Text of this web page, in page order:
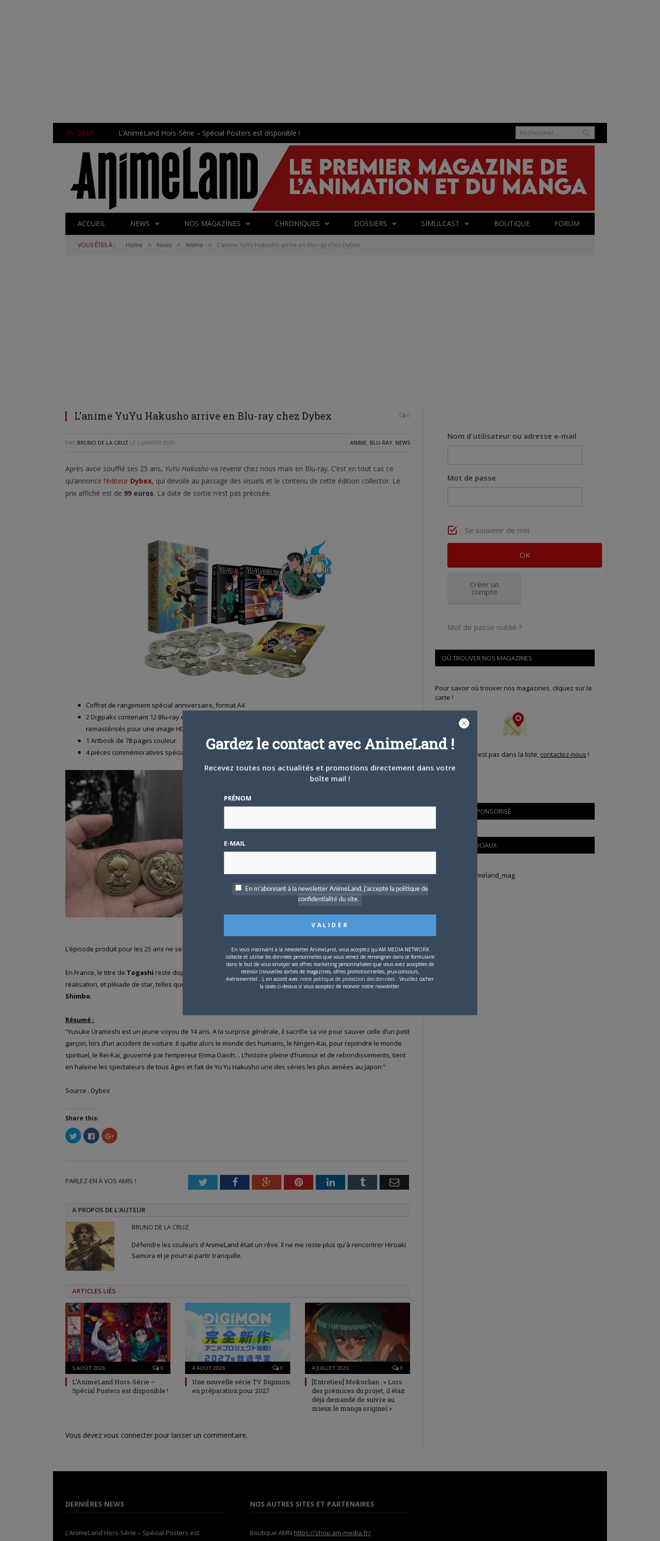
EN BREF L’AnimeLand Hors-Série – Spécial Posters est disponible !
ACCUEIL NEWS NOS MAGAZINES CHRONIQUES DOSSIERS SIMULCAST BOUTIQUE FORUM
VOUS ÊTES À : Home » News » Anime » L’anime YuYu Hakusho arrive en Blu-ray chez Dybex
L’anime YuYu Hakusho arrive en Blu-ray chez Dybex 0
PAR BRUNO DE LA CRUZ LE 2 JANVIER 2020 ANIME, BLU-RAY, NEWS
Après avoir soufflé ses 25 ans, YuYu Hakusho va revenir chez nous mais en Blu-ray. C’est en tout cas ce
qu’annonce l’éditeur Dybex, qui dévoile au passage des visuels et le contenu de cette édition collector. Le
prix affiché est de 99 euros. La date de sortie n’est pas précisée.
Coffret de rangement spécial anniversaire, format A4
2 Digipaks contenant 12 Blu-ray et l’intégralité des 112 épisodes de la série (en VOSTF et VF) entièrement
remastérisés pour une image HD bluffante
1 Artbook de 78 pages couleur
4 pièces commémoratives spéciales, en édition limitée, finition “or ancien”, tirage unique.
L’épisode produit pour les 25 ans ne semble pas faire partie de l’offre.
En France, le titre de Togashi reste disponible chez . L’animefut produit chezPierrot, avecNoriyuki Abeà la
réalisation, et pléiade de star, telles que la légende
ou le tout jeune réalisateur (à l’époque)Akiyuki
Shimbo.
Résumé :
“Yusuke Urameshi est un jeune voyou de 14 ans. A la surprise générale, il sacrifie sa vie pour sauver celle d’un petit
garçon, lors d’un accident de voiture. Il quitte alors le monde des humains, le Ningen-Kai, pour rejoindre le monde
spirituel, le Rei-Kai, gouverné par l’empereur Enma Daioh… L’histoire pleine d’humour et de rebondissements, tient
en haleine les spectateurs de tous âges et fait de Yu Yu Hakusho une des séries les plus aimées au Japon.”
Source : Dybex
Share this:
Cliquez
pour
partager
fenêtre)
Cliquez
pour
partager
fenêtre)
Cliquez
pour
nouvelle
PARLEZ-EN À VOS AMIS ! TwitterFacebookGoogle+PinterestLinkedInTumblr Email
A PROPOS DE L'AUTEUR
BRUNO DE LA CRUZ
Défendre les couleurs d'AnimeLand était un rêve. Il ne me reste plus qu'à rencontrer Hiroaki
Samura et je pourrai partir tranquille.
ARTICLES LIÉS
5 AOÛT 2026 0
L’AnimeLand Hors-Série –
Spécial Posters est disponible !
4 AOÛT 2026 0
Une nouvelle série TV Digimon
en préparation pour 2027
4 JUILLET 2026 0
[Entretien] Mokochan : « Lors
des prémices du projet, il était
déjà demandé de suivre au
mieux le manga originel.»
Vous devez vous connecter pour laisser un commentaire.
Nom d'utilisateur ou adresse e-mail
Mot de passe
Se souvenir de moi
Créer un
compte
Mot de passe oublié ?
OÙ TROUVER NOS MAGAZINES
Pour savoir où trouver nos magazines, cliquez sur la
carte !
Si votre ville n'est pas dans la liste, contactez-nous !
CONTENU SPONSORISÉ
RÉSEAUX SOCIAUX
Tweets by Animeland_mag
DERNIÈRES NEWS
L’AnimeLand Hors-Série – Spécial Posters est
NOS AUTRES SITES ET PARTENAIRES
Boutique AMN https://shop.am-media.fr/
Gardez le contact avec AnimeLand !
Recevez toutes nos actualités et promotions directement dans votre
boîte mail !
PRÉNOM
E-MAIL
En m'abonnant à la newsletter AnimeLand, j'accepte la politique de
confidentialité du site.
En vous inscrivant à la newsletter AnimeLand, vous acceptez qu'AM MEDIA NETWORK
collecte et utilise les données personnelles que vous venez de renseigner dans ce formulaire
dans le but de vous envoyer ses offres marketing personnalisées que vous avez acceptées de
recevoir (nouvelles sorties de magazines, offres promotionnelles, jeux-concours,
événementiel...), en accord avec notre politique de protection des données . Veuillez cocher
la cases ci-dessus si vous acceptez de recevoir notre newsletter.